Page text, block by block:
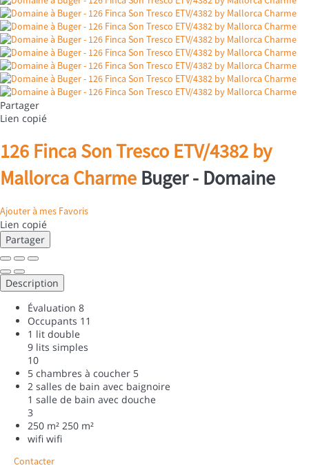
Partager
Lien copié
126 Finca Son Tresco ETV/4382 by
Mallorca Charme Buger - Domaine
Ajouter à mes Favoris
Lien copié
Partager
Description
Évaluation 8
Occupants 11
1 lit double
9 lits simples
10
5 chambres à coucher 5
2 salles de bain avec baignoire
1 salle de bain avec douche
3
250 m² 250 m²
wifi wifi
Contacter